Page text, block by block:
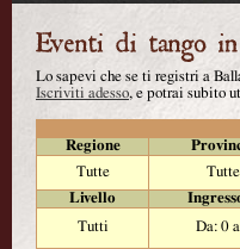
Lo sapevi che se ti registri a
Iscriviti adesso, e potrai subito
Regione
Tutte
Tutte
Livello
Tutti
Da: 0